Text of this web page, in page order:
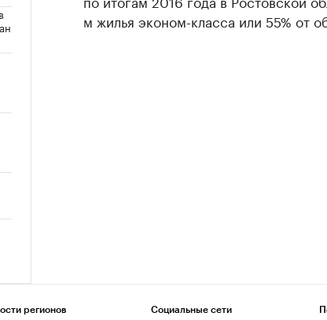
м жилья эконом-класса или 55% от
регионов Социальные сети